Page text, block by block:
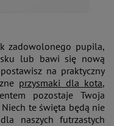
zadowolonego pupila,
lub bawi się nową
na praktyczny
przysmaki dla kota,
pozostaje Twoja
te święta będą nie
naszych futrzastych